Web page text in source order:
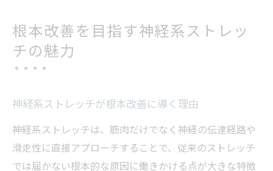
神経系ストレッチによる慢性痛改善の仕組
み
姿勢変化を感じる神経系ストレッチ体験法
れ
は
神経系ストレッチのやり方と継続のコツ
根本改善を目指す神経系ストレッ
チの魅力
神経系ストレッチが根本改善に導く理由
神経系ストレッチは、筋肉だけでなく神経の伝達経路や
滑走性に直接アプローチすることで、従来のストレッチ
では届かない根本的な原因に働きかける点が大きな特徴